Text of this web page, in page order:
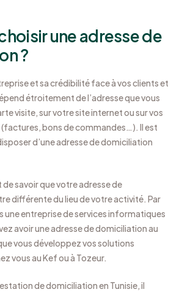
une adresse de
?
et sa crédibilité face à vos clients et
étroitement de l’adresse que vous
visite, sur votre site internet ou sur vos
bons de commandes…). Il est
d’une adresse de domiciliation
savoir que votre adresse de
différente du lieu de votre activité. Par
une entreprise de services informatiques
avoir une adresse de domiciliation au
vous développez vos solutions
vous au Kef ou à Tozeur.
de domiciliation en Tunisie, il